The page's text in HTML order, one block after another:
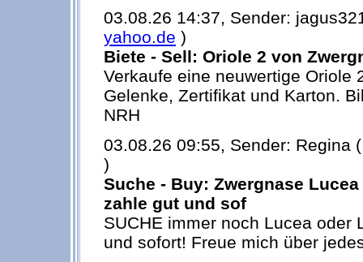
03.08.26 14:37, Sender:
yahoo.de )
Biete - Sell: Oriole 2 von
Verkaufe eine neuwertige Oriole
Gelenke, Zertifikat und Karton.
NRH
03.08.26 09:55, Sender: Regina
)
Suche - Buy: Zwergnase
zahle gut und sof
SUCHE immer noch Lucea oder
und sofort! Freue mich über